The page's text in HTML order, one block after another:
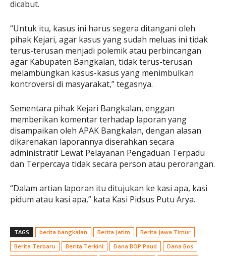
dicabut.
“Untuk itu, kasus ini harus segera ditangani oleh
pihak Kejari, agar kasus yang sudah meluas ini tidak
terus-terusan menjadi polemik atau perbincangan
agar Kabupaten Bangkalan, tidak terus-terusan
melambungkan kasus-kasus yang menimbulkan
kontroversi di masyarakat,” tegasnya.
Sementara pihak Kejari Bangkalan, enggan
memberikan komentar terhadap laporan yang
disampaikan oleh APAK Bangkalan, dengan alasan
dikarenakan laporannya diserahkan secara
administratif Lewat Pelayanan Pengaduan Terpadu
dan Terpercaya tidak secara person atau perorangan.
“Dalam artian laporan itu ditujukan ke kasi apa, kasi
pidum atau kasi apa,” kata Kasi Pidsus Putu Arya.
TAGS berita bangkalan Berita Jatim
Berita Jawa Timur
Berita Terbaru
Berita Terkini Dana BOP Paud
Dana Bos